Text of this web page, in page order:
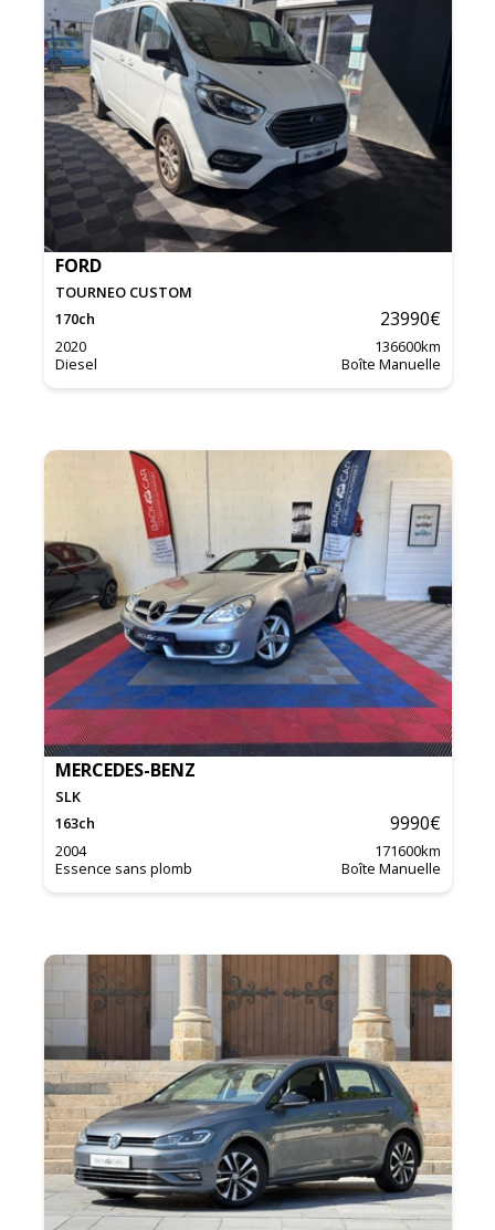
FORD
TOURNEO CUSTOM
170ch 23990€
2020 136600km
Diesel
Boîte Manuelle
MERCEDES-BENZ
SLK
163ch 9990€
2004 171600km
Essence sans plomb
Boîte Manuelle